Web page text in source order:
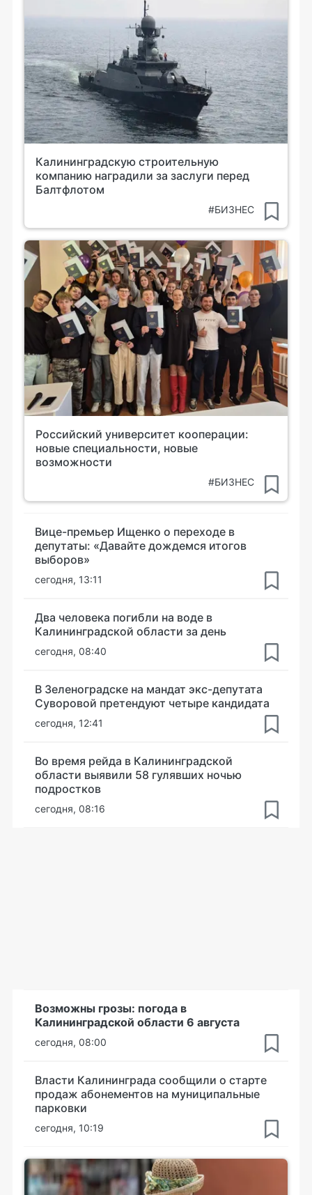
Калининградскую строительную
компанию наградили за заслуги перед
Балтфлотом
#БИЗНЕС
Российский университет кооперации:
новые специальности, новые
возможности
#БИЗНЕС
Вице-премьер Ищенко о переходе в
депутаты: «Давайте дождемся итогов
выборов»
сегодня, 13:11
Два человека погибли на воде в
Калининградской области за день
сегодня, 08:40
В Зеленоградске на мандат экс-депутата
Суворовой претендуют четыре кандидата
сегодня, 12:41
Во время рейда в Калининградской
области выявили 58 гулявших ночью
подростков
сегодня, 08:16
Возможны грозы: погода в
Калининградской области 6 августа
сегодня, 08:00
Власти Калининграда сообщили о старте
продаж абонементов на муниципальные
парковки
сегодня, 10:19